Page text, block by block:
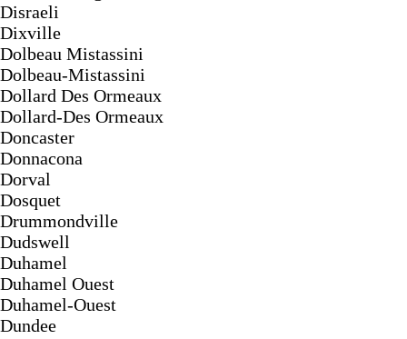
Disraeli
Dixville
Dolbeau Mistassini
Dolbeau-Mistassini
Dollard Des Ormeaux
Dollard-Des Ormeaux
Doncaster
Donnacona
Dorval
Dosquet
Drummondville
Dudswell
Duhamel
Duhamel Ouest
Duhamel-Ouest
Dundee